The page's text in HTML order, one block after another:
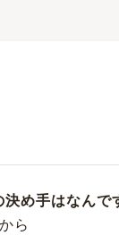
め手はなんで
ら